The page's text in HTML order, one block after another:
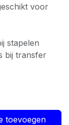
voor
stapelen
bij transfer
toevoegen